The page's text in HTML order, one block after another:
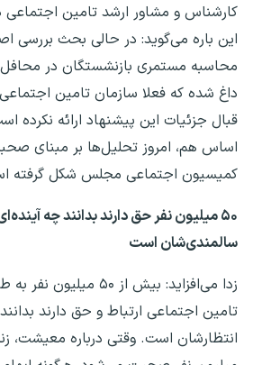
کارشناس و مشاور ارشد تامین اجتماعی
این باره می‌گوید: در حالی بحث بررسی
محاسبه مستمری بازنشستگان در محافل
داغ شده که فعلا سازمان تامین
قبال جزئیات این پیشنهاد ارائه نکرده
اساس هم، امروز تحلیل‌ها بر مبنای
کمیسیون اجتماعی مجلس شکل گرفته
۵۰ میلیون نفر حق دارند بدانند چه
سالمندی‌شان است
زدا می‌افزاید: بیش از ۵۰
تامین اجتماعی ارتباط و حق دارند
انتظارشان است. وقتی درباره معیشت،